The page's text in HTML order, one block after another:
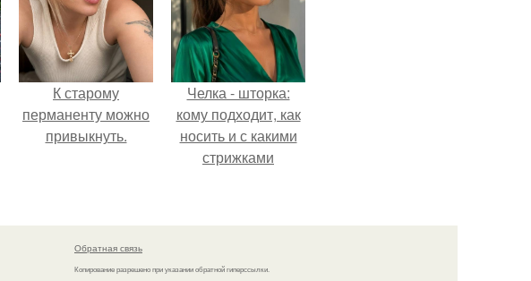
К старому
перманенту можно
привыкнуть.
Челка - шторка:
кому подходит, как
носить и с какими
стрижками
Обратная связь
Копирование разрешено при указании обратной гиперссылки.